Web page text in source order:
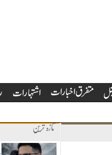
تازہ ترین